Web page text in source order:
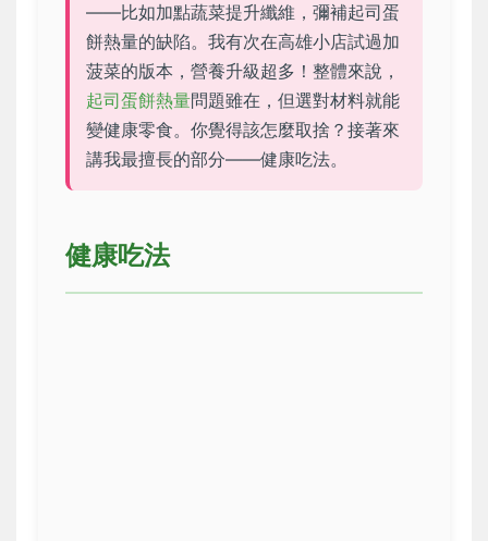
——比如加點蔬菜提升纖維，彌補起司蛋
餅熱量的缺陷。我有次在高雄小店試過加
菠菜的版本，營養升級超多！整體來說，
起司蛋餅熱量問題雖在，但選對材料就能
變健康零食。你覺得該怎麼取捨？接著來
講我最擅長的部分——健康吃法。
健康吃法